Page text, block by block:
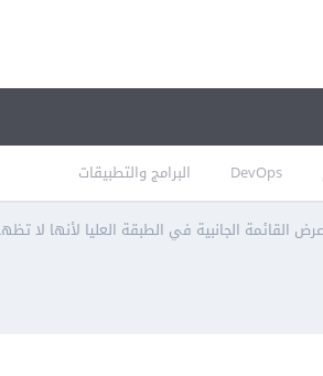
DevOps البرامج والتطبيقات
القائمة الجانبية في الطبقة العليا لأنها لا